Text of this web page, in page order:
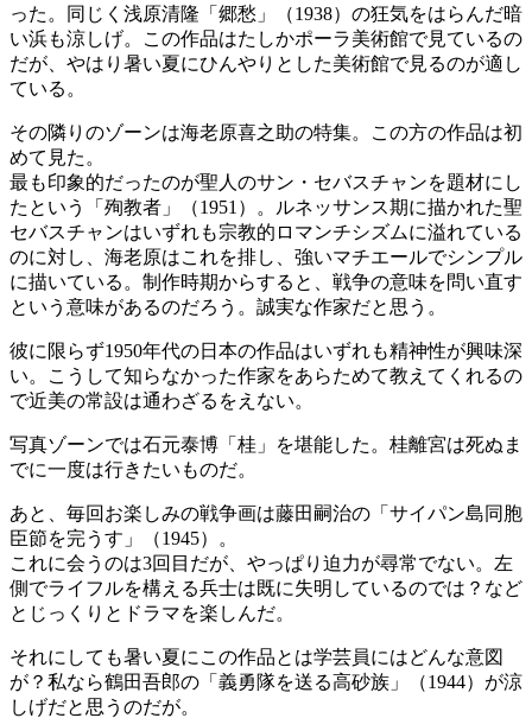
った。同じく浅原清隆「郷愁」（1938）の狂気をはらんだ暗
い浜も涼しげ。この作品はたしかポーラ美術館で見ているの
だが、やはり暑い夏にひんやりとした美術館で見るのが適し
ている。
その隣りのゾーンは海老原喜之助の特集。この方の作品は初
めて見た。
最も印象的だったのが聖人のサン・セバスチャンを題材にし
たという「殉教者」（1951）。ルネッサンス期に描かれた聖
セバスチャンはいずれも宗教的ロマンチシズムに溢れている
のに対し、海老原はこれを排し、強いマチエールでシンプル
に描いている。制作時期からすると、戦争の意味を問い直す
という意味があるのだろう。誠実な作家だと思う。
彼に限らず1950年代の日本の作品はいずれも精神性が興味深
い。こうして知らなかった作家をあらためて教えてくれるの
で近美の常設は通わざるをえない。
写真ゾーンでは石元泰博「桂」を堪能した。桂離宮は死ぬま
でに一度は行きたいものだ。
あと、毎回お楽しみの戦争画は藤田嗣治の「サイパン島同胞
臣節を完うす」（1945）。
これに会うのは3回目だが、やっぱり迫力が尋常でない。左
側でライフルを構える兵士は既に失明しているのでは？など
とじっくりとドラマを楽しんだ。
それにしても暑い夏にこの作品とは学芸員にはどんな意図
が？私なら鶴田吾郎の「義勇隊を送る高砂族」（1944）が涼
しげだと思うのだが。